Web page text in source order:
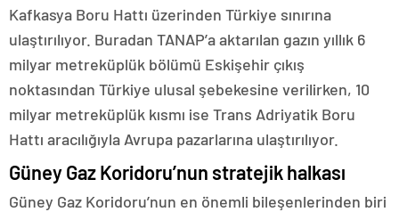
Kafkasya Boru Hattı üzerinden Türkiye sınırına
ulaştırılıyor. Buradan TANAP’a aktarılan gazın yıllık 6
milyar metreküplük bölümü Eskişehir çıkış
noktasından Türkiye ulusal şebekesine verilirken, 10
milyar metreküplük kısmı ise Trans Adriyatik Boru
Hattı aracılığıyla Avrupa pazarlarına ulaştırılıyor.
Güney Gaz Koridoru’nun stratejik halkası
Güney Gaz Koridoru’nun en önemli bileşenlerinden biri